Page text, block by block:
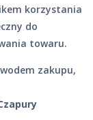
korzystania
do
towaru.
zakupu,